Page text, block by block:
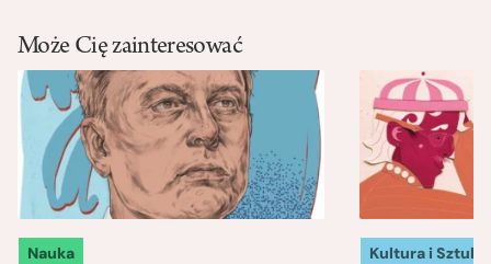
Może Cię zainteresować
Nauka Kultura i Sztuka